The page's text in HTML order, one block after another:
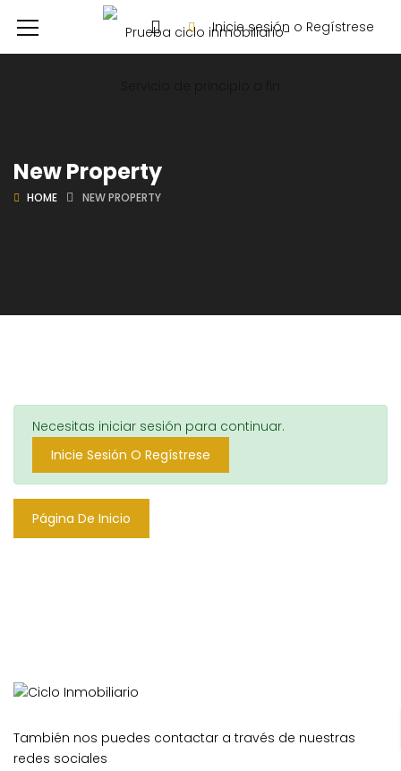
Inicie sesión o Regístrese
New Property
HOME NEW PROPERTY
Necesitas iniciar sesión para continuar.
Inicie Sesión O Regístrese
Página De Inicio
También nos puedes contactar a través de nuestras
redes sociales